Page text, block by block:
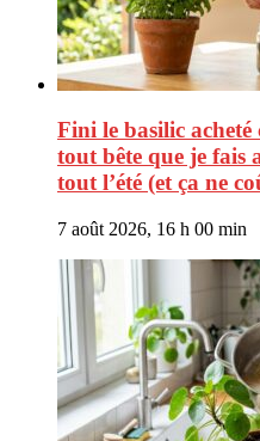
Fini le basilic acheté
tout bête que je fais
tout l’été (et ça ne
7 août 2026, 16 h 00 min